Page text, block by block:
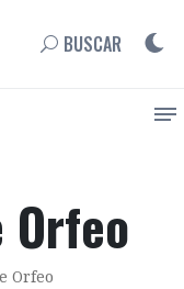
BUSCAR
Orfeo
Orfeo